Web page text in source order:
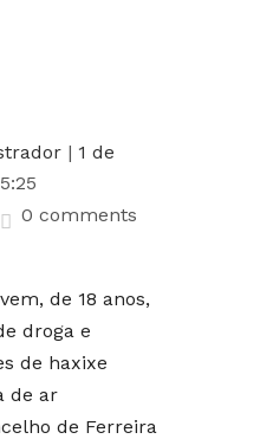
| 1 de
0 comments
de 18 anos,
droga e
de haxixe
de ar
de Ferreira